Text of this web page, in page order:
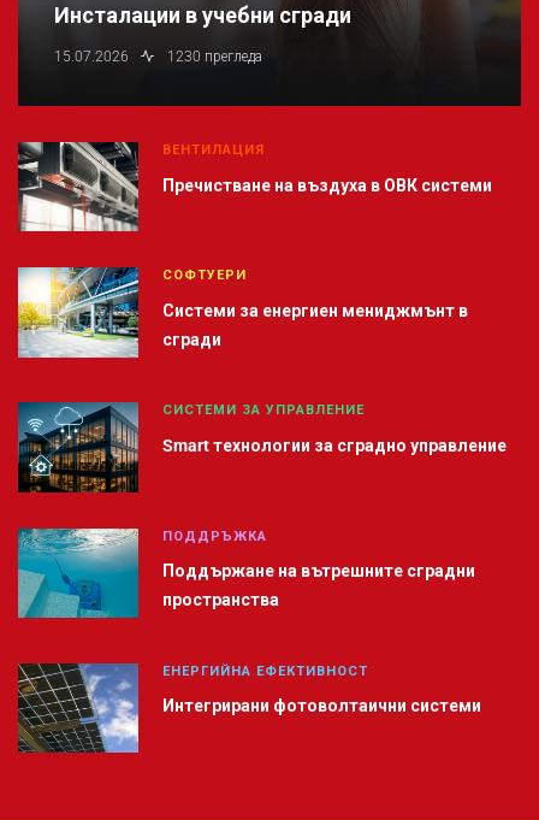
Инсталации в учебни сгради
15.07.2026 1230 прегледа
ВЕНТИЛАЦИЯ
Пречистване на въздуха в ОВК системи
СОФТУЕРИ
Системи за енергиен мениджмънт в
сгради
СИСТЕМИ ЗА УПРАВЛЕНИЕ
Smart технологии за сградно управление
ПОДДРЪЖКА
Поддържане на вътрешните сградни
пространства
ЕНЕРГИЙНА ЕФЕКТИВНОСТ
Интегрирани фотоволтаични системи